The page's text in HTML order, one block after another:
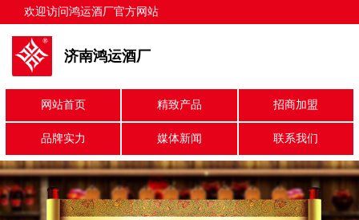
欢迎访问鸿运酒厂官方网站
济南鸿运酒厂
网站首页 精致产品 招商加盟
品牌实力 媒体新闻 联系我们